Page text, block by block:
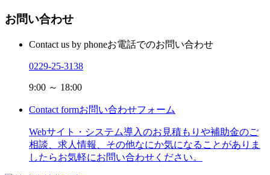
お問い合わせ
Contact us by phoneお電話でのお問い合わせ
0229-25-3138
9:00 ～ 18:00
Contact formお問い合わせフォーム
Webサイト・システム導入のお見積もりや補助金のご
相談、求人情報、その他なにか気になることがありま
したらお気軽にお問い合わせください。